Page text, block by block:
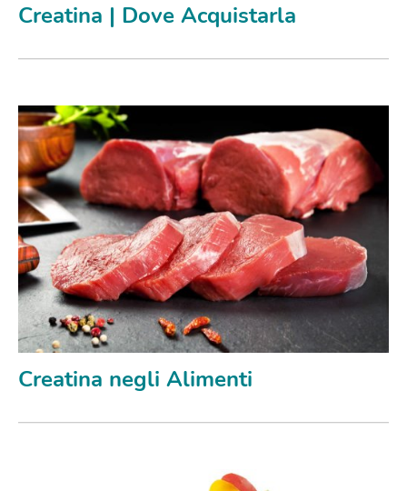
Creatina | Dove Acquistarla
Creatina negli Alimenti